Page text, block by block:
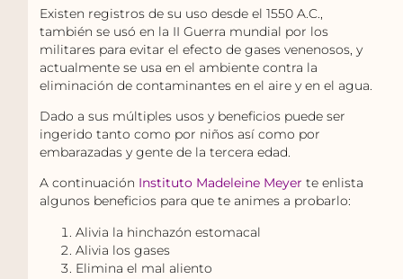
Existen registros de su uso desde el 1550 A.C.,
también se usó en la II Guerra mundial por los
militares para evitar el efecto de gases venenosos, y
actualmente se usa en el ambiente contra la
eliminación de contaminantes en el aire y en el agua.
Dado a sus múltiples usos y beneficios puede ser
ingerido tanto como por niños así como por
embarazadas y gente de la tercera edad.
A continuación Instituto Madeleine Meyer te enlista
algunos beneficios para que te animes a probarlo:
Alivia la hinchazón estomacal
Alivia los gases
Elimina el mal aliento